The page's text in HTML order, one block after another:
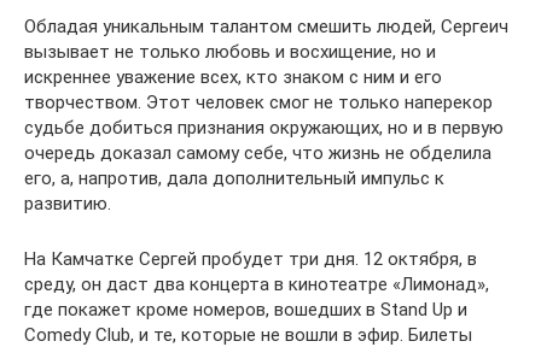
Обладая уникальным талантом смешить людей, Сергеич
вызывает не только любовь и восхищение, но и
искреннее уважение всех, кто знаком с ним и его
творчеством. Этот человек смог не только наперекор
судьбе добиться признания окружающих, но и в первую
очередь доказал самому себе, что жизнь не обделила
его, а, напротив, дала дополнительный импульс к
развитию.
На Камчатке Сергей пробудет три дня. 12 октября, в
среду, он даст два концерта в кинотеатре «Лимонад»,
где покажет кроме номеров, вошедших в Stand Up и
Comedy Club, и те, которые не вошли в эфир. Билеты